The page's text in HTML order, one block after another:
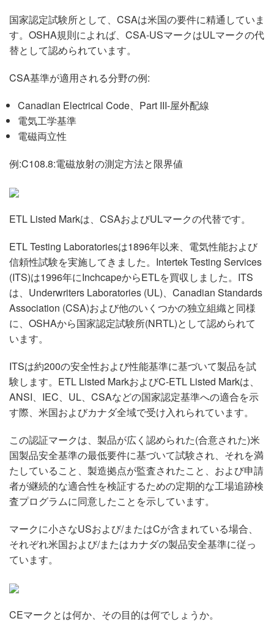
国家認定試験所として、CSAは米国の要件に精通していま
す。OSHA規則によれば、CSA-USマークはULマークの代
替として認められています。
CSA基準が適用される分野の例:
Canadian Electrical Code、Part III-屋外配線
電気工学基準
電磁両立性
例:C108.8:電磁放射の測定方法と限界値
ETL Listed Markは、CSAおよびULマークの代替です。
ETL Testing Laboratoriesは1896年以来、電気性能および
信頼性試験を実施してきました。Intertek Testing Services
(ITS)は1996年にInchcapeからETLを買収しました。ITS
は、Underwriters Laboratories (UL)、Canadian Standards
Association (CSA)および他のいくつかの独立組織と同様
に、OSHAから国家認定試験所(NRTL)として認められて
います。
ITSは約200の安全性および性能基準に基づいて製品を試
験します。ETL Listed MarkおよびC-ETL Listed Markは、
ANSI、IEC、UL、CSAなどの国家認定基準への適合を示
す際、米国およびカナダ全域で受け入れられています。
この認証マークは、製品が広く認められた(合意された)米
国製品安全基準の最低要件に基づいて試験され、それを満
たしていること、製造拠点が監査されたこと、および申請
者が継続的な適合性を検証するための定期的な工場追跡検
査プログラムに同意したことを示しています。
マークに小さなUSおよび/またはCが含まれている場合、
それぞれ米国および/またはカナダの製品安全基準に従っ
ています。
CEマークとは何か、その目的は何でしょうか。